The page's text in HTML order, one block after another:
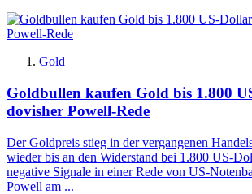
Gold
Goldbullen kaufen Gold bis 1.800
dovisher Powell-Rede
Der Goldpreis stieg in der vergangenen
wieder bis an den Widerstand bei 1.800 US-
negative Signale in einer Rede von US-
Powell am ...